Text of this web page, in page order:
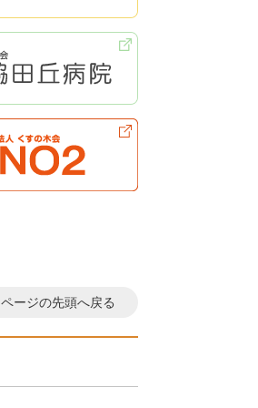
ページの先頭へ戻る